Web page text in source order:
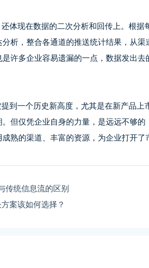
现在数据的二次分析和回传上。根据
析，整合各通道的推送统计结果，从
许多企业容易遗漏的一点，数据发出
一个历史新高度，尤其是在新产品上
但仅凭企业自身的力量，是远远不够
熟的渠道、丰富的资源，为企业打开了
传统信息流的区别
案该如何选择？